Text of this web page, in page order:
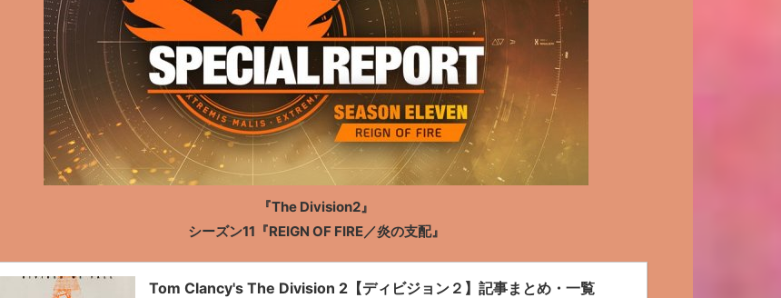
『The Division2』
シーズン11『REIGN OF FIRE／炎の支配』
Tom Clancy's The Division 2【ディビジョン２】記事まとめ・一覧